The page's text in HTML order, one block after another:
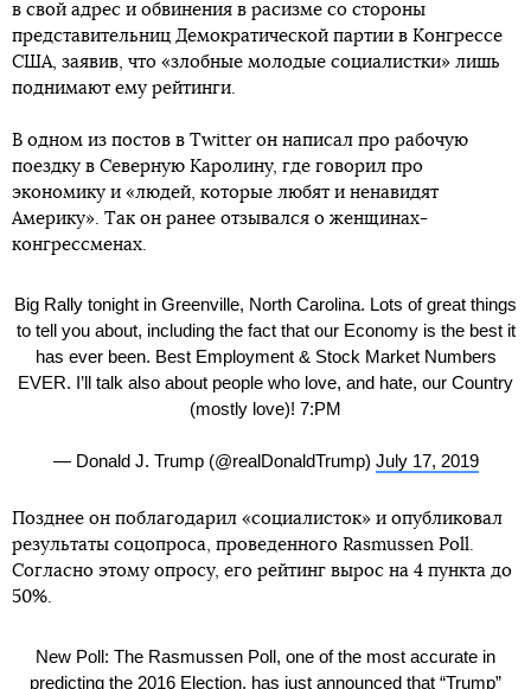
в свой адрес и обвинения в расизме со стороны
представительниц Демократической партии в Конгрессе
США, заявив, что «злобные молодые социалистки» лишь
поднимают ему рейтинги.
В одном из постов в Twitter он написал про рабочую
поездку в Северную Каролину, где говорил про
экономику и «людей, которые любят и ненавидят
Америку». Так он ранее отзывался о женщинах-
конгрессменах.
Big Rally tonight in Greenville, North Carolina. Lots of great things
to tell you about, including the fact that our Economy is the best it
has ever been. Best Employment & Stock Market Numbers
EVER. I’ll talk also about people who love, and hate, our Country
(mostly love)! 7:PM
— Donald J. Trump (@realDonaldTrump) July 17, 2019
Позднее он поблагодарил «социалисток» и опубликовал
результаты соцопроса, проведенного Rasmussen Poll.
Согласно этому опросу, его рейтинг вырос на 4 пункта до
50%.
New Poll: The Rasmussen Poll, one of the most accurate in
predicting the 2016 Election, has just announced that “Trump”